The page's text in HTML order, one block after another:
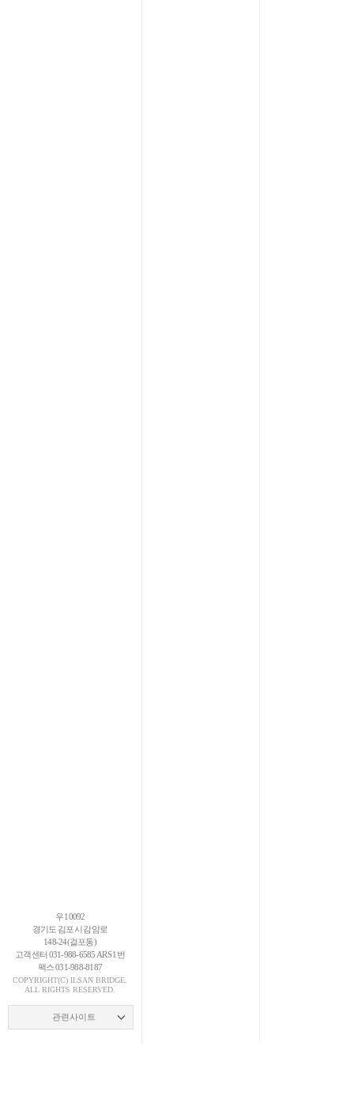
우 10092
경기도 김포시 감암로
148-24(걸포동)
고객센터 031-988-6585 ARS 1번
팩스 031-988-8187
COPYRIGHT(C) ILSAN BRIDGE.
ALL RIGHTS RESERVED.
관련사이트